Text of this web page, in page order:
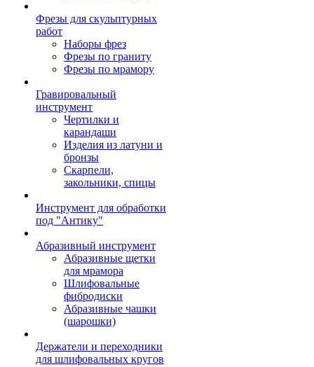
Фрезы для скульптурных
работ
Наборы фрез
Фрезы по граниту
Фрезы по мрамору
Гравировальный
инструмент
Чертилки и
карандаши
Изделия из латуни и
бронзы
Скарпели,
закольники, спицы
Инструмент для обработки
под "Антику"
Абразивный инструмент
Абразивные щетки
для мрамора
Шлифовальные
фибродиски
Абразивные чашки
(шарошки)
Держатели и переходники
для шлифовальных кругов